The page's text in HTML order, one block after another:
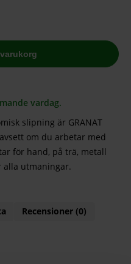
vardag.
slipning är GRANAT
om du arbetar med
för hand, på trä, metall
alla utmaningar.
Recensioner (0)